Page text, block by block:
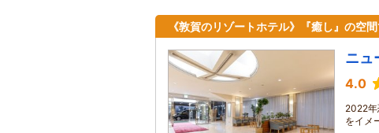
《敦賀のリゾートホテル》『癒し』の空
ニュ
4.0
2022年
をイメ